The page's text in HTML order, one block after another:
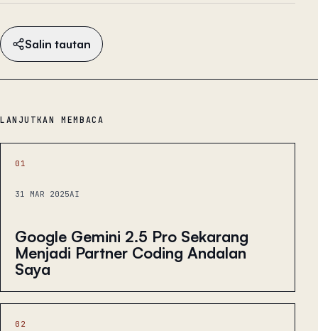
Salin tautan
LANJUTKAN MEMBACA
01
31 MAR 2025AI
Google Gemini 2.5 Pro Sekarang
Menjadi Partner Coding Andalan
Saya
02